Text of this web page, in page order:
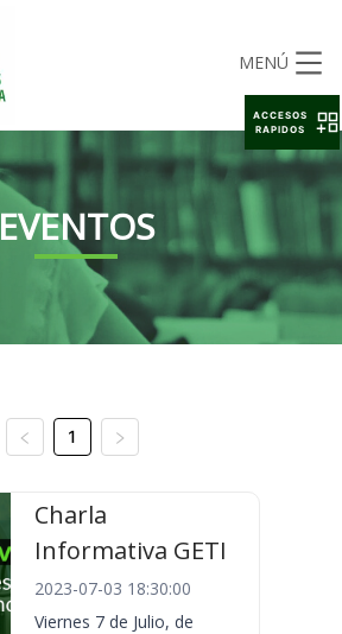
MENÚ
EVENTOS
1
Charla
Informativa GETI
2023-07-03 18:30:00
Viernes 7 de Julio, de
ACCESOS
RAPIDOS